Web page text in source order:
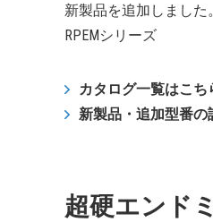
新製品を追加しました。
RPEMシリーズ
カタログ一覧はこち
新製品・追加型番の
超硬エンド